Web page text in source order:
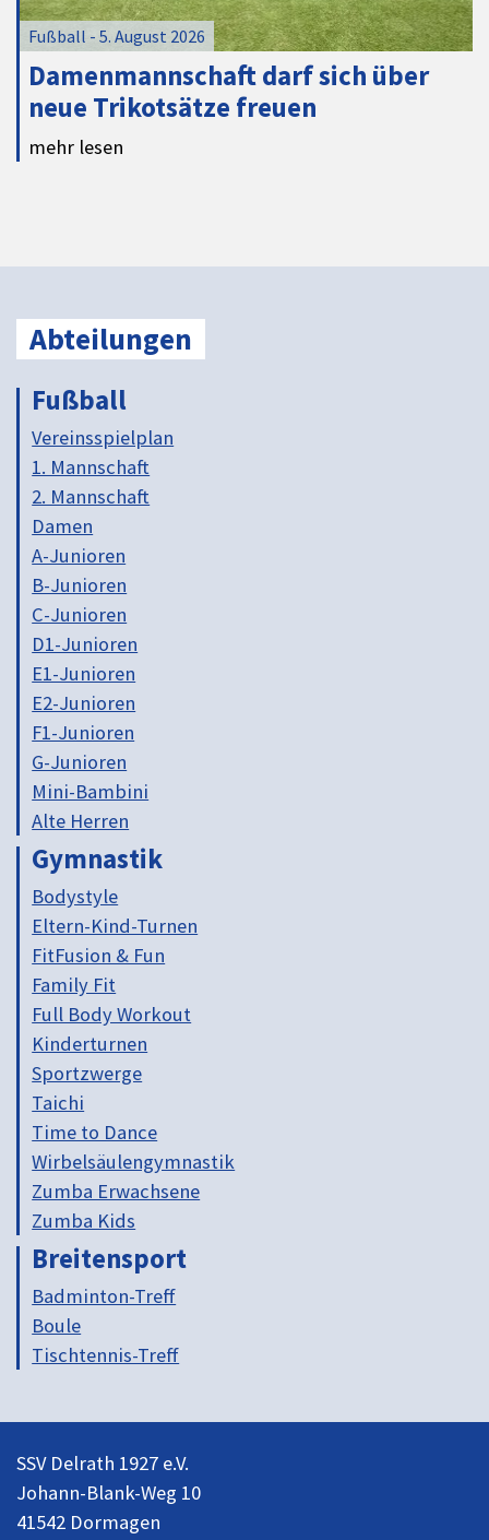
Fußball - 5. August 2026
Damenmannschaft darf sich über
neue Trikotsätze freuen
mehr lesen
Abteilungen
Fußball
Vereinsspielplan
1. Mannschaft
2. Mannschaft
Damen
A-Junioren
B-Junioren
C-Junioren
D1-Junioren
E1-Junioren
E2-Junioren
F1-Junioren
G-Junioren
Mini-Bambini
Alte Herren
Gymnastik
Bodystyle
Eltern-Kind-Turnen
FitFusion & Fun
Family Fit
Full Body Workout
Kinderturnen
Sportzwerge
Taichi
Time to Dance
Wirbelsäulengymnastik
Zumba Erwachsene
Zumba Kids
Breitensport
Badminton-Treff
Boule
Tischtennis-Treff
SSV Delrath 1927 e.V.
Johann-Blank-Weg 10
41542 Dormagen